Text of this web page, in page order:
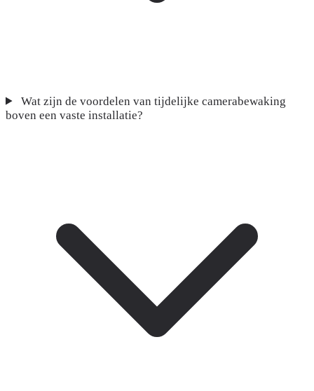
Wat zijn de voordelen van tijdelijke camerabewaking
boven een vaste installatie?